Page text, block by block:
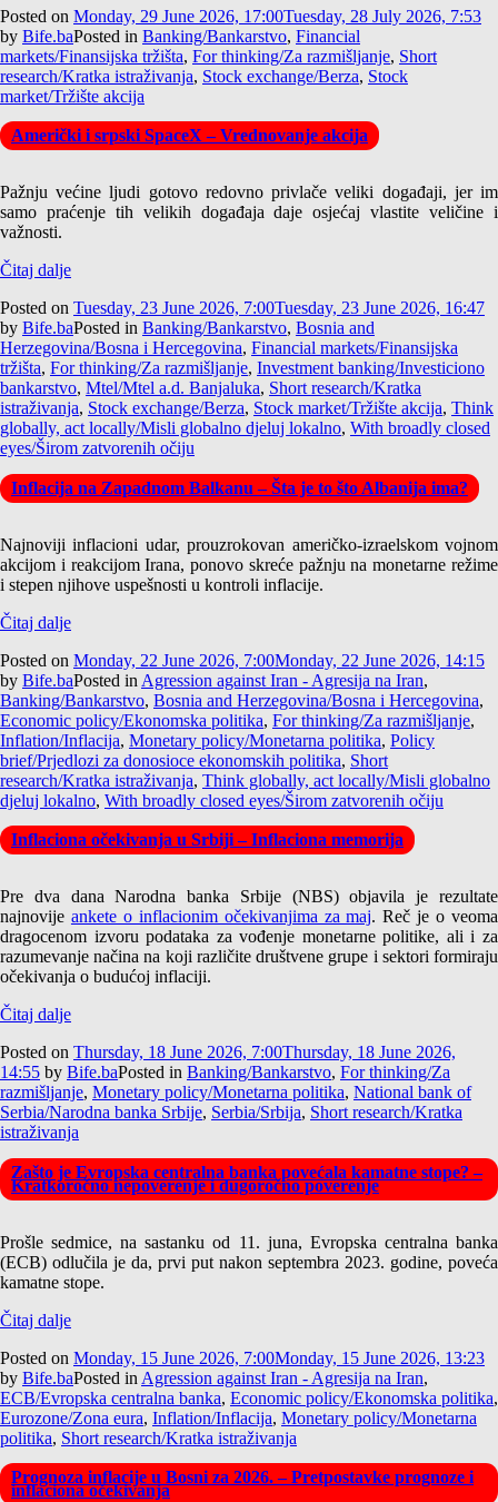
Posted on Monday, 29 June 2026, 17:00Tuesday, 28 July 2026, 7:53
by Bife.baPosted in Banking/Bankarstvo, Financial
markets/Finansijska tržišta, For thinking/Za razmišljanje, Short
research/Kratka istraživanja, Stock exchange/Berza, Stock
market/Tržište akcija
Američki i srpski SpaceX – Vrednovanje akcija
Pažnju većine ljudi gotovo redovno privlače veliki događaji, jer im
samo praćenje tih velikih događaja daje osjećaj vlastite veličine i
važnosti.
Čitaj dalje
Posted on Tuesday, 23 June 2026, 7:00Tuesday, 23 June 2026, 16:47
by Bife.baPosted in Banking/Bankarstvo, Bosnia and
Herzegovina/Bosna i Hercegovina, Financial markets/Finansijska
tržišta, For thinking/Za razmišljanje, Investment banking/Investiciono
bankarstvo, Mtel/Mtel a.d. Banjaluka, Short research/Kratka
istraživanja, Stock exchange/Berza, Stock market/Tržište akcija, Think
globally, act locally/Misli globalno djeluj lokalno, With broadly closed
eyes/Širom zatvorenih očiju
Inflacija na Zapadnom Balkanu – Šta je to što Albanija ima?
Najnoviji inflacioni udar, prouzrokovan američko-izraelskom vojnom
akcijom i reakcijom Irana, ponovo skreće pažnju na monetarne režime
i stepen njihove uspešnosti u kontroli inflacije.
Čitaj dalje
Posted on Monday, 22 June 2026, 7:00Monday, 22 June 2026, 14:15
by Bife.baPosted in Agression against Iran - Agresija na Iran,
Banking/Bankarstvo, Bosnia and Herzegovina/Bosna i Hercegovina,
Economic policy/Ekonomska politika, For thinking/Za razmišljanje,
Inflation/Inflacija, Monetary policy/Monetarna politika, Policy
brief/Prjedlozi za donosioce ekonomskih politika, Short
research/Kratka istraživanja, Think globally, act locally/Misli globalno
djeluj lokalno, With broadly closed eyes/Širom zatvorenih očiju
Inflaciona očekivanja u Srbiji – Inflaciona memorija
Pre dva dana Narodna banka Srbije (NBS) objavila je rezultate
najnovije ankete o inflacionim očekivanjima za maj. Reč je o veoma
dragocenom izvoru podataka za vođenje monetarne politike, ali i za
razumevanje načina na koji različite društvene grupe i sektori formiraju
očekivanja o budućoj inflaciji.
Čitaj dalje
Posted on Thursday, 18 June 2026, 7:00Thursday, 18 June 2026,
14:55 by Bife.baPosted in Banking/Bankarstvo, For thinking/Za
razmišljanje, Monetary policy/Monetarna politika, National bank of
Serbia/Narodna banka Srbije, Serbia/Srbija, Short research/Kratka
istraživanja
Zašto je Evropska centralna banka povećala kamatne stope? –
Kratkoročno nepoverenje i dugoročno poverenje
Prošle sedmice, na sastanku od 11. juna, Evropska centralna banka
(ECB) odlučila je da, prvi put nakon septembra 2023. godine, poveća
kamatne stope.
Čitaj dalje
Posted on Monday, 15 June 2026, 7:00Monday, 15 June 2026, 13:23
by Bife.baPosted in Agression against Iran - Agresija na Iran,
ECB/Evropska centralna banka, Economic policy/Ekonomska politika,
Eurozone/Zona eura, Inflation/Inflacija, Monetary policy/Monetarna
politika, Short research/Kratka istraživanja
Prognoza inflacije u Bosni za 2026. – Pretpostavke prognoze i
inflaciona očekivanja